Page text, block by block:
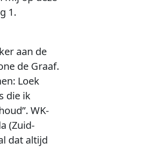
1.
aan de
de Graaf.
Loek
die ik
WK-
(Zuid-
dat altijd